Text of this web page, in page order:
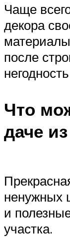
Чаще
декора
после
Что
даче
ненужных
и
участка.